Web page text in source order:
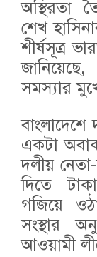
অস্থিরতা
শেখ
শীর্ষসূত্র
সমস্যার
একটা অবাক
দলীয়
দিতে
গজিয়ে
সংস্থার
আওয়ামী